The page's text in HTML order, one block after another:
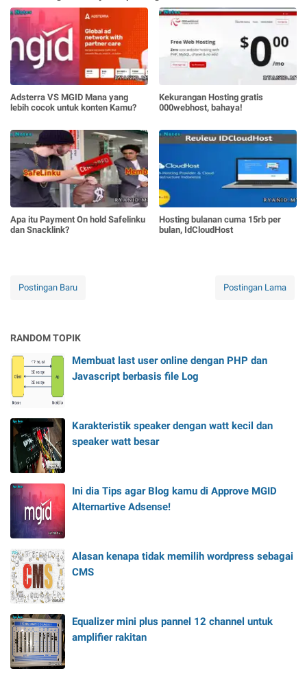
Adsterra VS MGID Mana yang
lebih cocok untuk konten Kamu?
Kekurangan Hosting gratis
000webhost, bahaya!
Apa itu Payment On hold Safelinku
dan Snacklink?
Hosting bulanan cuma 15rb per
bulan, IdCloudHost
Postingan Baru Postingan Lama
RANDOM TOPIK
Membuat last user online dengan PHP dan
Javascript berbasis file Log
Karakteristik speaker dengan watt kecil dan
speaker watt besar
Ini dia Tips agar Blog kamu di Approve MGID
Alternartive Adsense!
Alasan kenapa tidak memilih wordpress sebagai
CMS
Equalizer mini plus pannel 12 channel untuk
amplifier rakitan